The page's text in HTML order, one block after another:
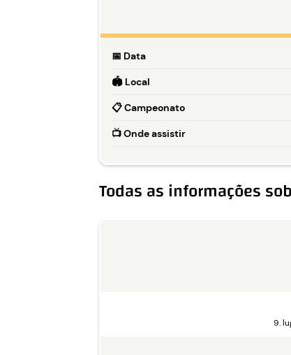
📅 Data
🏟️ Local
📋Campeonato
📺Onde assistir
Todas as informações
9.